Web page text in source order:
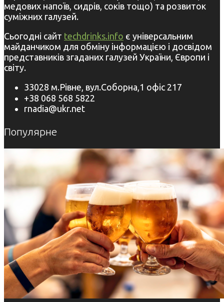
медових напоїв, сидрів, соків тощо) та розвиток
суміжних галузей.
Сьогодні сайт techdrinks.info є універсальним
майданчиком для обміну інформацією і досвідом
представників згаданих галузей України, Європи і
світу.
33028 м.Рівне, вул.Соборна,1 офіс 217
+38 068 568 5822
rnadia@ukr.net
Популярне